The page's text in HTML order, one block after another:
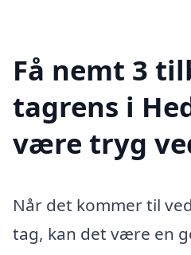
Få nemt 3
tagrens i
være tryg
Når det kommer til
tag, kan det være en